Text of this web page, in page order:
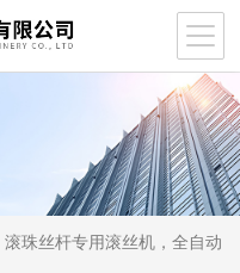
珠丝杆专用滚丝机，全自动